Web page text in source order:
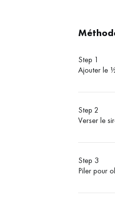
Step 1
Ajouter le
Step 2
Verser le
Step 3
Piler pour